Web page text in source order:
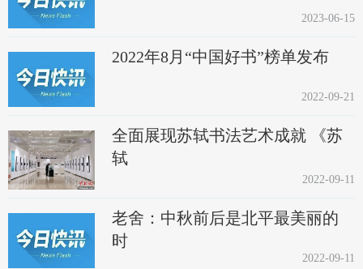
2023-06-15
2022年8月“中国好书”榜单发布
2022-09-21
全面展现苏轼书法艺术成就 《苏
轼
2022-09-11
老舍：中秋前后是北平最美丽的
时
2022-09-11